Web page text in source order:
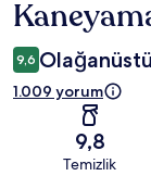
9,6 Olağanüstü
1.009 yorum
9,8
Temizlik